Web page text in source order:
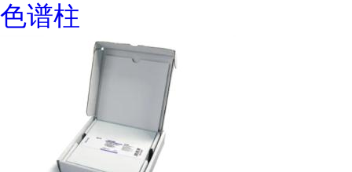
色谱柱